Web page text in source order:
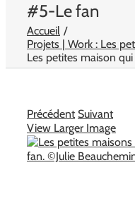
#5-Le fan
Accueil
Projets | Work : Les
Les petites maison
Précédent Suivant
View Larger Image